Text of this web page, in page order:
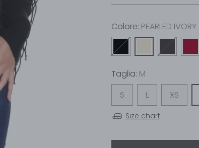
Colore: PEARLED IVORY
Taglia: M
S
L XS
Size chart